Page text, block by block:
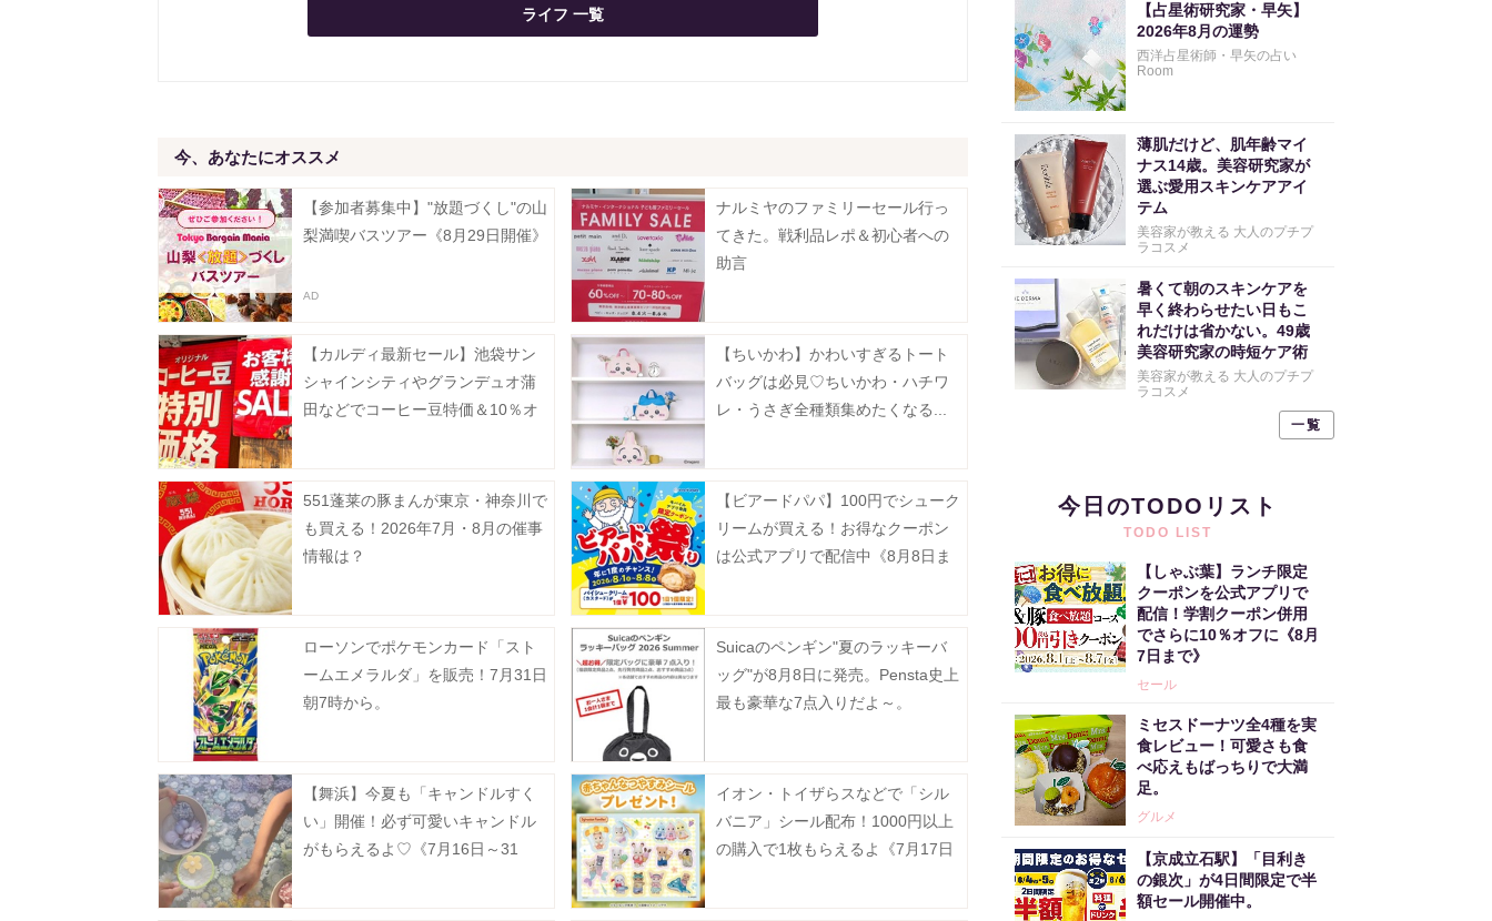
ライフ 一覧
今、あなたにオススメ
【参加者募集中】"放題づくし"の山
梨満喫バスツアー《8月29日開催》
ナルミヤのファミリーセール行っ
てきた。戦利品レポ＆初心者への
助言
【カルディ最新セール】池袋サン
シャインシティやグランデュオ蒲
田などでコーヒー豆特価＆10％オ
【ちいかわ】かわいすぎるトート
バッグは必見♡ちいかわ・ハチワ
レ・うさぎ全種類集めたくなる...
551蓬莱の豚まんが東京・神奈川で
も買える！2026年7月・8月の催事
情報は？
【ビアードパパ】100円でシューク
リームが買える！お得なクーポン
は公式アプリで配信中《8月8日ま
ローソンでポケモンカード「スト
ームエメラルダ」を販売！7月31日
朝7時から。
Suicaのペンギン"夏のラッキーバ
ッグ"が8月8日に発売。Pensta史上
最も豪華な7点入りだよ～。
【舞浜】今夏も「キャンドルすく
い」開催！必ず可愛いキャンドル
がもらえるよ♡《7月16日～31
イオン・トイザらスなどで「シル
バニア」シール配布！1000円以上
の購入で1枚もらえるよ《7月17日
【占星術研究家・早矢】
2026年8月の運勢
西洋占星術師・早矢の占い
Room
薄肌だけど、肌年齢マイ
ナス14歳。美容研究家が
選ぶ愛用スキンケアアイ
テム
美容家が教える 大人のプチプ
ラコスメ
暑くて朝のスキンケアを
早く終わらせたい日もこ
れだけは省かない。49歳
美容研究家の時短ケア術
美容家が教える 大人のプチプ
ラコスメ
一覧
今日のTODOリスト
TODO LIST
【しゃぶ葉】ランチ限定
クーポンを公式アプリで
配信！学割クーポン併用
でさらに10％オフに《8月
7日まで》
セール
ミセスドーナツ全4種を実
食レビュー！可愛さも食
べ応えもばっちりで大満
足。
グルメ
【京成立石駅】「目利き
の銀次」が4日間限定で半
額セール開催中。